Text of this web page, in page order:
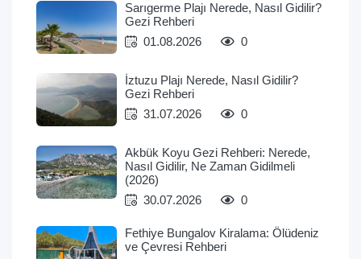
Sarıgerme Plajı Nerede, Nasıl Gidilir?
Gezi Rehberi
01.08.2026
0
İztuzu Plajı Nerede, Nasıl Gidilir?
Gezi Rehberi
31.07.2026
0
Akbük Koyu Gezi Rehberi: Nerede,
Nasıl Gidilir, Ne Zaman Gidilmeli
(2026)
30.07.2026
0
Fethiye Bungalov Kiralama: Ölüdeniz
ve Çevresi Rehberi